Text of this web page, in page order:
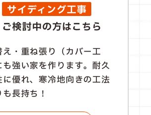
サイディング工事
ご検討中の方はこちら
・重ね張り（カバー工
強い家を作ります。耐久
優れ、寒冷地向きの工法
長持ち！